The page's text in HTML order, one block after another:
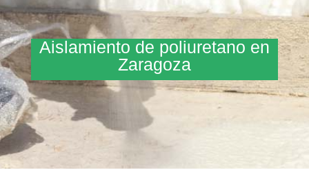
Aislamiento de poliuretano en
Zaragoza